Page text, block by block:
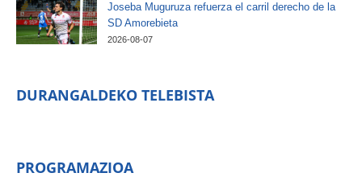
Joseba Muguruza refuerza el carril derecho de la
SD Amorebieta
2026-08-07
DURANGALDEKO TELEBISTA
PROGRAMAZIOA